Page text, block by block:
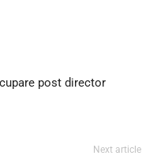
post director
Next article